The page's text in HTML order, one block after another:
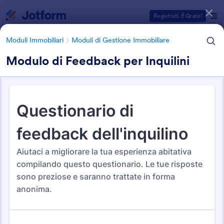
Registrati. È Gratis!
Moduli Immobiliari Moduli di Gestione Immobiliare
Modulo di Feedback per Inquilini
Moduli Immobiliari Moduli di Gestione Immobiliare
Moduli di Gestione
Immobiliare
87 Template
Categorie Template Moduli